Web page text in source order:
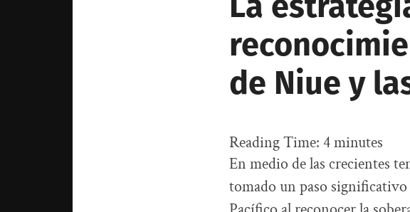
de Niue y
Reading Time: 4minutes
En medio de las crecientes
tomado un paso